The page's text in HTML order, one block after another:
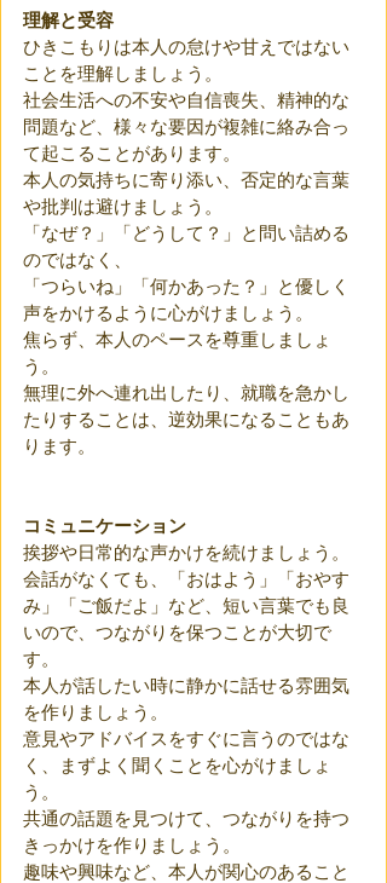
理解と受容
ひきこもりは本人の怠けや甘えではない
ことを理解しましょう。
社会生活への不安や自信喪失、精神的な
問題など、様々な要因が複雑に絡み合っ
て起こることがあります。
本人の気持ちに寄り添い、否定的な言葉
や批判は避けましょう。
「なぜ？」「どうして？」と問い詰める
のではなく、
「つらいね」「何かあった？」と優しく
声をかけるように心がけましょう。
焦らず、本人のペースを尊重しましょ
う。
無理に外へ連れ出したり、就職を急かし
たりすることは、逆効果になることもあ
ります。
コミュニケーション
挨拶や日常的な声かけを続けましょう。
会話がなくても、「おはよう」「おやす
み」「ご飯だよ」など、短い言葉でも良
いので、つながりを保つことが大切で
す。
本人が話したい時に静かに話せる雰囲気
を作りましょう。
意見やアドバイスをすぐに言うのではな
く、まずよく聞くことを心がけましょ
う。
共通の話題を見つけて、つながりを持つ
きっかけを作りましょう。
趣味や興味など、本人が関心のあること